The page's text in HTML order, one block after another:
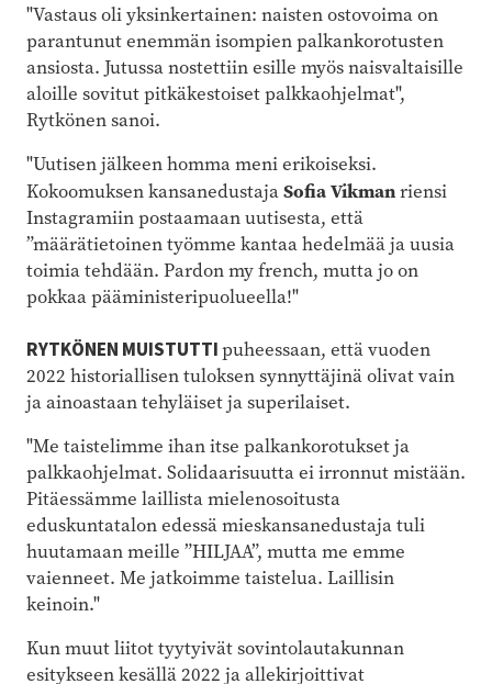
"Vastaus oli yksinkertainen: naisten ostovoima on
parantunut enemmän isompien palkankorotusten
ansiosta. Jutussa nostettiin esille myös naisvaltaisille
aloille sovitut pitkäkestoiset palkkaohjelmat",
Rytkönen sanoi.
"Uutisen jälkeen homma meni erikoiseksi.
Kokoomuksen kansanedustajaSofia Vikmanriensi
Instagramiin postaamaan uutisesta, että
”määrätietoinen työmme kantaa hedelmää ja uusia
toimia tehdään. Pardon my french, mutta jo on
pokkaa pääministeripuolueella!"
RYTKÖNEN MUISTUTTIpuheessaan, että vuoden
2022 historiallisen tuloksen synnyttäjinä olivat vain
ja ainoastaan tehyläiset ja superilaiset.
"Me taistelimme ihan itse palkankorotukset ja
palkkaohjelmat. Solidaarisuutta ei irronnut mistään.
Pitäessämme laillista mielenosoitusta
eduskuntatalon edessä mieskansanedustaja tuli
huutamaan meille ”HILJAA”, mutta me emme
vaienneet. Me jatkoimme taistelua. Laillisin
keinoin."
Kun muut liitot tyytyivät sovintolautakunnan
esitykseen kesällä 2022 ja allekirjoittivat